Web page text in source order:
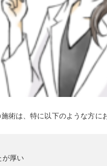
術は、特に以下のような方に
が厚い